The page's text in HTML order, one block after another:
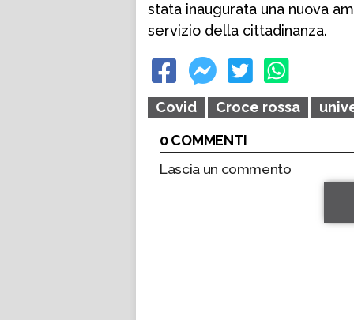
stata inaugurata una nuova
servizio della cittadinanza.
Covid Croce rossa
0 COMMENTI
Lascia un commento